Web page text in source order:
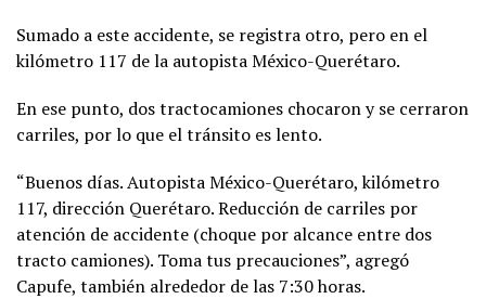
Sumado a este accidente, se registra otro, pero en el
kilómetro 117 de la autopista México-Querétaro.
En ese punto, dos tractocamiones chocaron y se cerraron
carriles, por lo que el tránsito es lento.
“Buenos días. Autopista México-Querétaro, kilómetro
117, dirección Querétaro. Reducción de carriles por
atención de accidente (choque por alcance entre dos
tracto camiones). Toma tus precauciones”, agregó
Capufe, también alrededor de las 7:30 horas.